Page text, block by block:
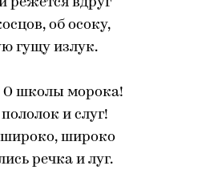
об осоку,
гущу излук.
О школы морока!
и слуг!
широко
речка и луг.